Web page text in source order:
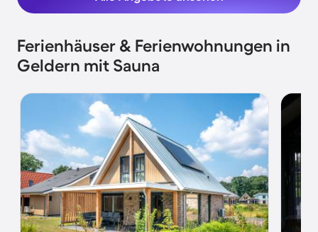
Ferienhäuser & Ferienwohnungen in
Geldern mit Sauna